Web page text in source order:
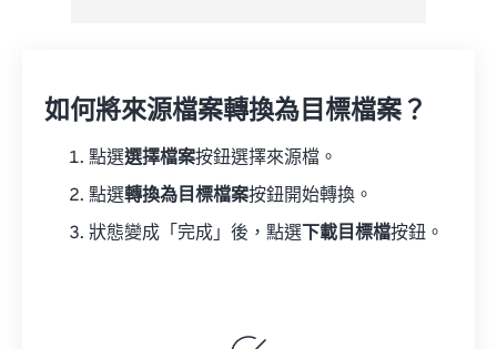
如何將來源檔案轉換為目標檔案？
點選選擇檔案按鈕選擇來源檔。
點選轉換為目標檔案按鈕開始轉換。
狀態變成「完成」後，點選 下載目標檔按鈕。